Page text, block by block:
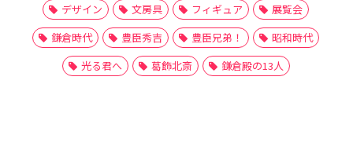
デザイン
文房具 フィギュア
展覧会
鎌倉時代
豊臣秀吉 豊臣兄弟！
昭和時代
光る君へ
葛飾北斎 鎌倉殿の13人